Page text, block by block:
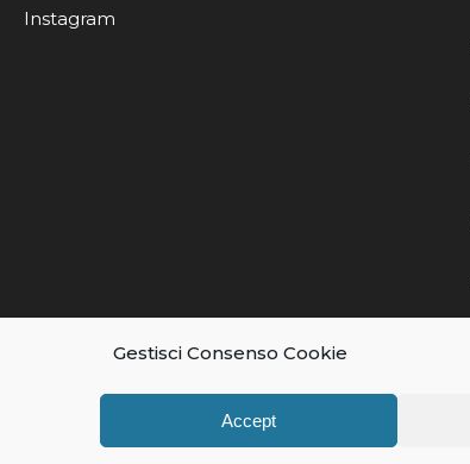
Gestisci Consenso Cookie
Accept
Instagram